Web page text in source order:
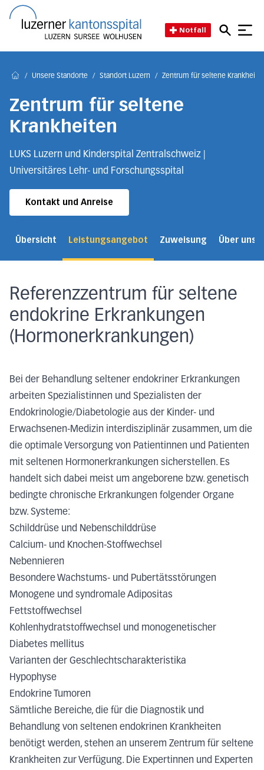
Notfall
/ Unsere Standorte / Standort Luzern / Zentrum für seltene
Zentrum für seltene
Krankheiten
LUKS Luzern und Kinderspital Zentralschweiz |
Universitäres Lehr- und Forschungsspital
Kontakt und Anreise
Übersicht Leistungsangebot Zuweisung Über uns
Referenzzentrum für seltene
endokrine Erkrankungen
(Hormonerkrankungen)
Bei der Behandlung seltener endokriner Erkrankungen
arbeiten Spezialistinnen und Spezialisten der
Endokrinologie/Diabetologie aus der Kinder- und
Erwachsenen-Medizin interdisziplinär zusammen, um die
die optimale Versorgung von Patientinnen und Patienten
mit seltenen Hormonerkrankungen sicherstellen. Es
handelt sich dabei meist um angeborene bzw. genetisch
bedingte chronische Erkrankungen folgender Organe
bzw. Systeme:
Schilddrüse und Nebenschilddrüse
Calcium- und Knochen-Stoffwechsel
Nebennieren
Besondere Wachstums- und Pubertätsstörungen
Monogene und syndromale Adipositas
Fettstoffwechsel
Kohlenhydratstoffwechsel und monogenetischer
Diabetes mellitus
Varianten der Geschlechtscharakteristika
Hypophyse
Endokrine Tumoren
Sämtliche Bereiche, die für die Diagnostik und
Behandlung von seltenen endokrinen Krankheiten
benötigt werden, stehen an unserem Zentrum für seltene
Krankheiten zur Verfügung. Die Expertinnen und Experten